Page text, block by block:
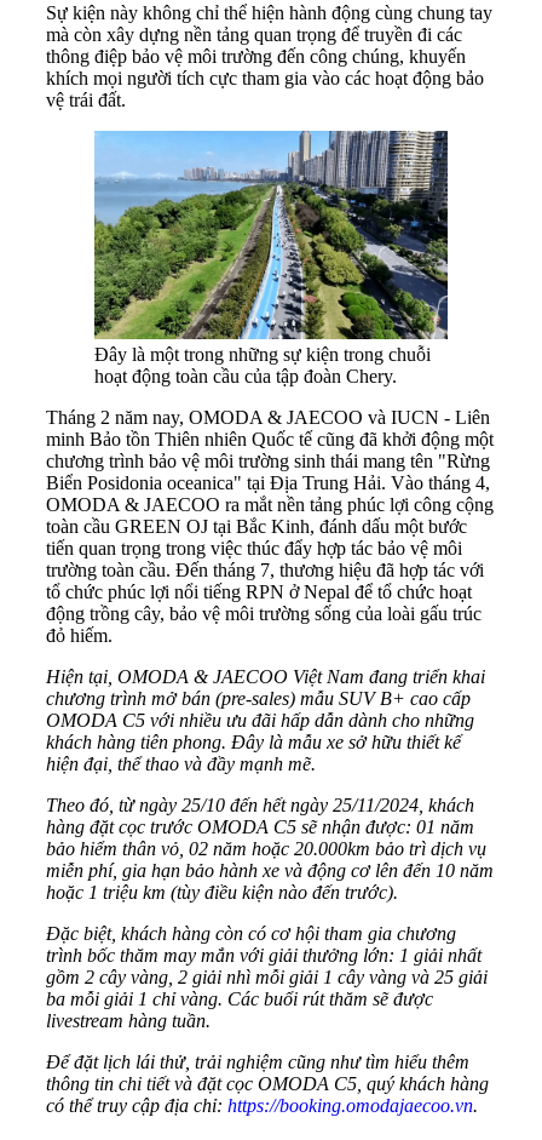
Sự kiện này không chỉ thể hiện hành động cùng chung tay
mà còn xây dựng nền tảng quan trọng để truyền đi các
thông điệp bảo vệ môi trường đến công chúng, khuyến
khích mọi người tích cực tham gia vào các hoạt động bảo
vệ trái đất.
Đây là một trong những sự kiện trong chuỗi
hoạt động toàn cầu của tập đoàn Chery.
Tháng 2 năm nay, OMODA & JAECOO và IUCN - Liên
minh Bảo tồn Thiên nhiên Quốc tế cũng đã khởi động một
chương trình bảo vệ môi trường sinh thái mang tên "Rừng
Biển Posidonia oceanica" tại Địa Trung Hải. Vào tháng 4,
OMODA & JAECOO ra mắt nền tảng phúc lợi công cộng
toàn cầu GREEN OJ tại Bắc Kinh, đánh dấu một bước
tiến quan trọng trong việc thúc đẩy hợp tác bảo vệ môi
trường toàn cầu. Đến tháng 7, thương hiệu đã hợp tác với
tổ chức phúc lợi nổi tiếng RPN ở Nepal để tổ chức hoạt
động trồng cây, bảo vệ môi trường sống của loài gấu trúc
đỏ hiếm.
Hiện tại, OMODA & JAECOO Việt Nam đang triển khai
chương trình mở bán (pre-sales) mẫu SUV B+ cao cấp
OMODA C5 với nhiều ưu đãi hấp dẫn dành cho những
khách hàng tiên phong. Đây là mẫu xe sở hữu thiết kế
hiện đại, thể thao và đầy mạnh mẽ.
Theo đó, từ ngày 25/10 đến hết ngày 25/11/2024, khách
hàng đặt cọc trước OMODA C5 sẽ nhận được: 01 năm
bảo hiểm thân vỏ, 02 năm hoặc 20.000km bảo trì dịch vụ
miễn phí, gia hạn bảo hành xe và động cơ lên đến 10 năm
hoặc 1 triệu km (tùy điều kiện nào đến trước).
Đặc biệt, khách hàng còn có cơ hội tham gia chương
trình bốc thăm may mắn với giải thưởng lớn: 1 giải nhất
gồm 2 cây vàng, 2 giải nhì mỗi giải 1 cây vàng và 25 giải
ba mỗi giải 1 chỉ vàng. Các buổi rút thăm sẽ được
livestream hàng tuần.
Để đặt lịch lái thử, trải nghiệm cũng như tìm hiểu thêm
thông tin chi tiết và đặt cọc OMODA C5, quý khách hàng
có thể truy cập địa chỉ: https://booking.omodajaecoo.vn.